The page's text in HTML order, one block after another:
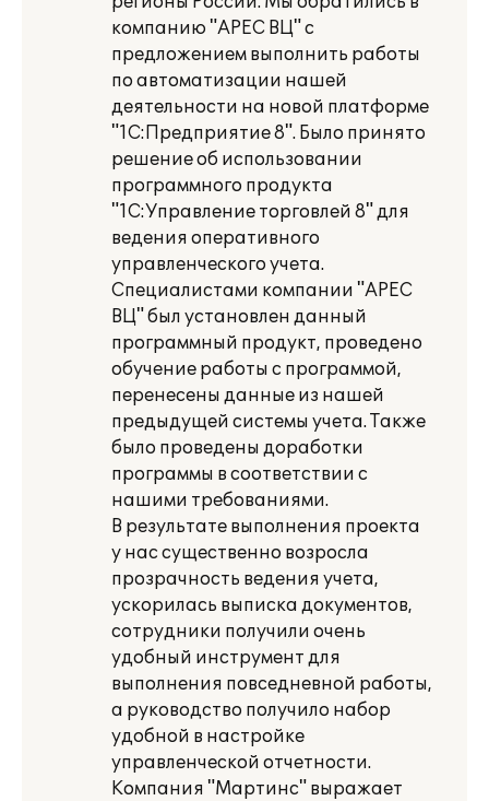
компанию "АРЕС ВЦ" с
предложением выполнить работы
по автоматизации нашей
деятельности на новой платформе
"1С:Предприятие 8". Было принято
решение об использовании
программного продукта
"1С:Управление торговлей 8" для
ведения оперативного
управленческого учета.
Специалистами компании "АРЕС
ВЦ" был установлен данный
программный продукт, проведено
обучение работы с программой,
перенесены данные из нашей
предыдущей системы учета. Также
было проведены доработки
программы в соответствии с
нашими требованиями.
В результате выполнения проекта
у нас существенно возросла
прозрачность ведения учета,
ускорилась выписка документов,
сотрудники получили очень
удобный инструмент для
выполнения повседневной работы,
а руководство получило набор
удобной в настройке
управленческой отчетности.
Компания "Мартинс" выражает